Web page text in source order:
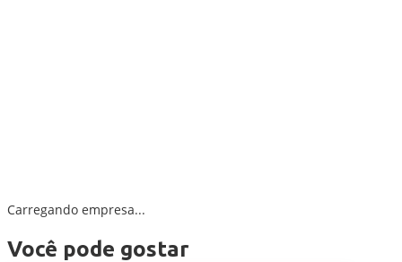
Carregando empresa...
Você pode gostar